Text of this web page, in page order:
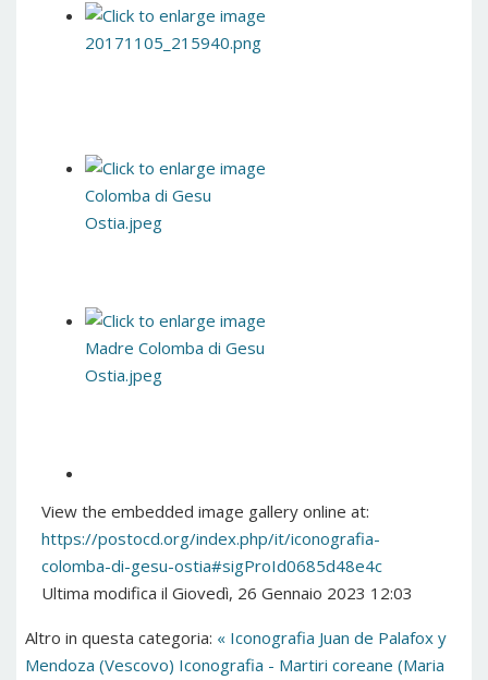
View the embedded image gallery online at:
https://postocd.org/index.php/it/iconografia-
colomba-di-gesu-ostia#sigProId0685d48e4c
Ultima modifica il Giovedì, 26 Gennaio 2023 12:03
Altro in questa categoria: « Iconografia Juan de Palafox y
Mendoza (Vescovo) Iconografia - Martiri coreane (Maria